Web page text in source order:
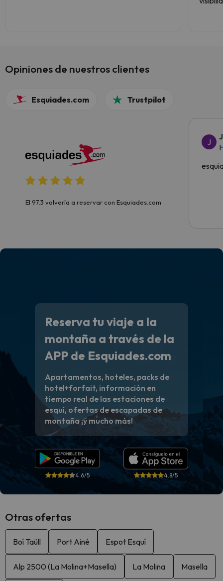
Opiniones de nuestros clientes
Esquiades.com Trustpilot
El 97.3 volvería a reservar con Esquiades.com
J
Reserva tu viaje a la
montaña a través de la
APP de Esquiades.com
Apartamentos, hoteles, packs de
hotel+forfait, información en
tiempo real de las estaciones de
esquí, ofertas de escapadas de
montaña ¡y mucho más!
4.6/5 4.8/5
Otras ofertas
Boí Taüll Port Ainé Espot Esquí
Alp 2500 (La Molina+Masella) La Molina Masella